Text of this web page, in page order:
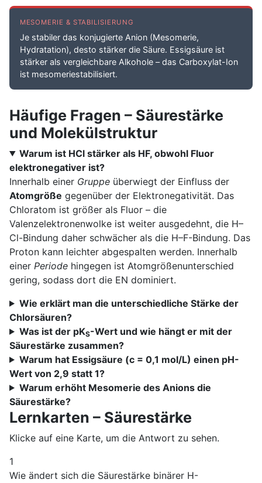
MESOMERIE & STABILISIERUNG
Je stabiler das konjugierte Anion (Mesomerie,
Hydratation), desto stärker die Säure. Essigsäure ist
stärker als vergleichbare Alkohole – das Carboxylat-Ion
ist mesomeriestabilisiert.
Häufige Fragen – Säurestärke
und Molekülstruktur
Warum ist HCl stärker als HF, obwohl Fluor
elektronegativer ist?
Innerhalb einer Gruppe überwiegt der Einfluss der
Atomgröße gegenüber der Elektronegativität. Das
Chloratom ist größer als Fluor – die
Valenzelektronenwolke ist weiter ausgedehnt, die H–
Cl-Bindung daher schwächer als die H–F-Bindung. Das
Proton kann leichter abgespalten werden. Innerhalb
einer Periode hingegen ist Atomgrößenunterschied
gering, sodass dort die EN dominiert.
Wie erklärt man die unterschiedliche Stärke der
Chlorsäuren?
Was ist der pKS-Wert und wie hängt er mit der
Säurestärke zusammen?
Warum hat Essigsäure (c = 0,1 mol/L) einen pH-
Wert von 2,9 statt 1?
Warum erhöht Mesomerie des Anions die
Säurestärke?
Lernkarten – Säurestärke
Klicke auf eine Karte, um die Antwort zu sehen.
1
Wie ändert sich die Säurestärke binärer H-